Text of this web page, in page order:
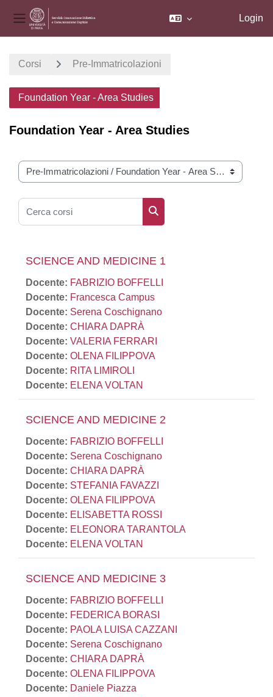
Pannello laterale
Login
Corsi Pre-Immatricolazioni
Foundation Year - Area Studies
Foundation Year - Area Studies
Categorie di corso
Cerca corsi
Cerca corsi
SCIENCE AND MEDICINE 1
Docente: FABRIZIO BOFFELLI
Docente: Francesca Campus
Docente: Serena Coschignano
Docente: CHIARA DAPRÀ
Docente: VALERIA FERRARI
Docente: OLENA FILIPPOVA
Docente: RITA LIMIROLI
Docente: ELENA VOLTAN
SCIENCE AND MEDICINE 2
Docente: FABRIZIO BOFFELLI
Docente: Serena Coschignano
Docente: CHIARA DAPRÀ
Docente: STEFANIA FAVAZZI
Docente: OLENA FILIPPOVA
Docente: ELISABETTA ROSSI
Docente: ELEONORA TARANTOLA
Docente: ELENA VOLTAN
SCIENCE AND MEDICINE 3
Docente: FABRIZIO BOFFELLI
Docente: FEDERICA BORASI
Docente: PAOLA LUISA CAZZANI
Docente: Serena Coschignano
Docente: CHIARA DAPRÀ
Docente: OLENA FILIPPOVA
Docente: Daniele Piazza